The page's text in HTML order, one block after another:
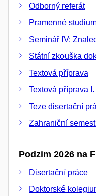
Odborný referát
Pramenné
Seminář IV:
Státní zkouška
Textová příprava
Textová příprava I.
Teze disertační
Zahraniční
Podzim 2026 na
Disertační práce
Doktorské